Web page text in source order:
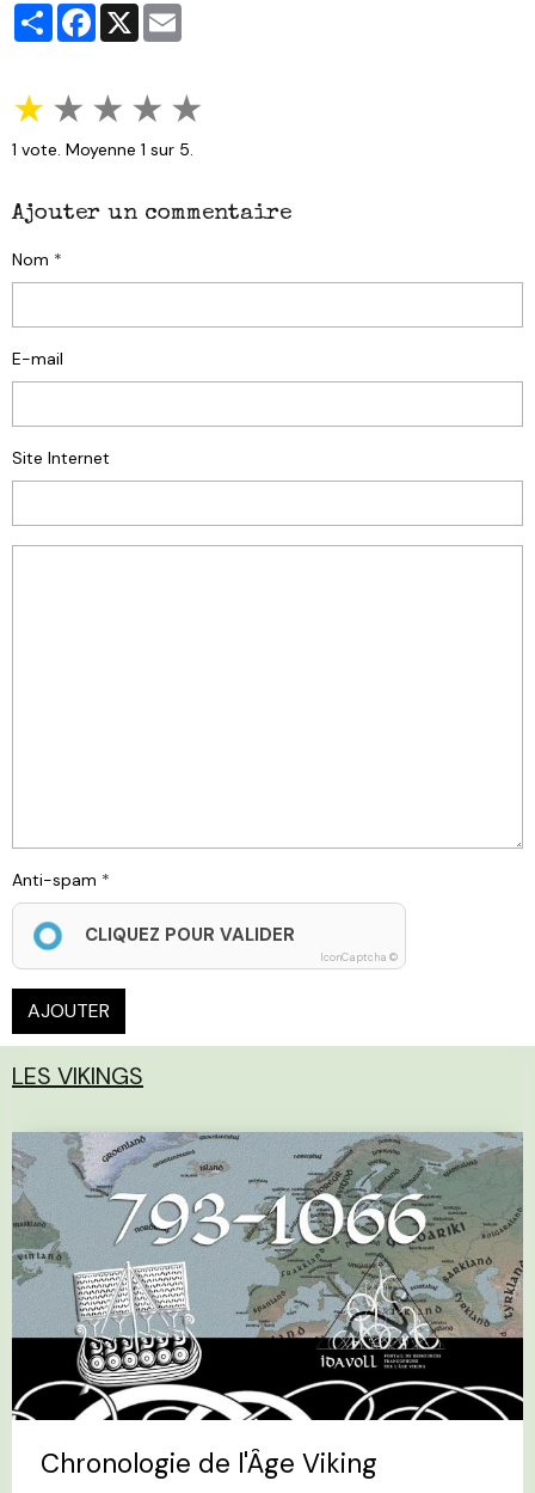
PartagerFacebook
X
★★ ★ ★ ★
1 vote. Moyenne 1 sur 5.
Ajouter un commentaire
Nom
E-mail
Site Internet
Anti-spam
CLIQUEZ POUR VALIDER
IconCaptcha ©
AJOUTER
LES VIKINGS
Chronologie de l'Âge Viking